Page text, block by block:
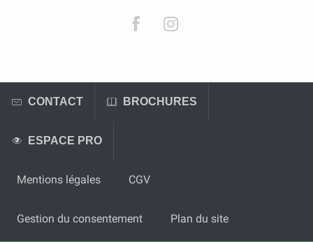
CONTACT BROCHURES
ESPACE PRO
Mentions légales CGV
Gestion du consentement Plan du site